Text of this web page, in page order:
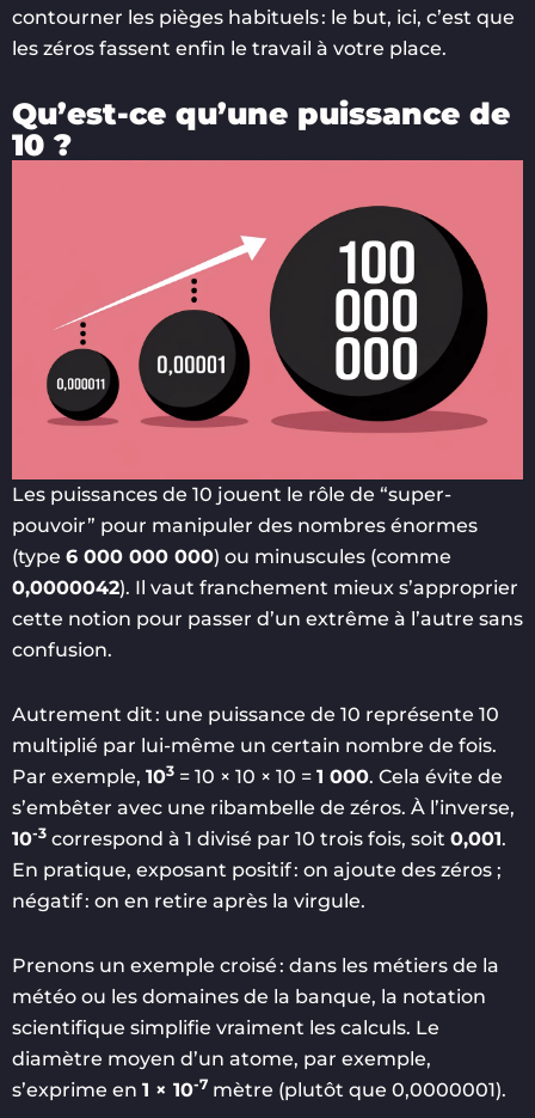
contourner les pièges habituels : le but, ici, c’est que
les zéros fassent enfin le travail à votre place.
Qu’est-ce qu’une puissance de
10 ?
Les puissances de 10 jouent le rôle de “super-
pouvoir” pour manipuler des nombres énormes
(type 6 000 000 000) ou minuscules (comme
0,0000042). Il vaut franchement mieux s’approprier
cette notion pour passer d’un extrême à l’autre sans
confusion.
Autrement dit : une puissance de 10 représente 10
multiplié par lui-même un certain nombre de fois.
Par exemple, 103 = 10 × 10 × 10 = 1 000. Cela évite de
s’embêter avec une ribambelle de zéros. À l’inverse,
10-3 correspond à 1 divisé par 10 trois fois, soit 0,001.
En pratique, exposant positif : on ajoute des zéros ;
négatif : on en retire après la virgule.
Prenons un exemple croisé : dans les métiers de la
météo ou les domaines de la banque, la notation
scientifique simplifie vraiment les calculs. Le
diamètre moyen d’un atome, par exemple,
s’exprime en 1 × 10-7 mètre (plutôt que 0,0000001).